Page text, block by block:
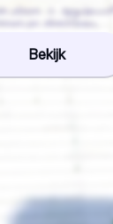
Bekijk